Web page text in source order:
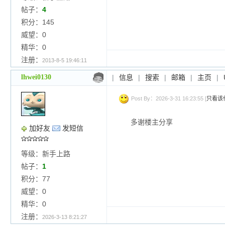
帖子： 4
积分：145
威望：0
精华：0
注册：
2013-8-5 19:46:11
lhwei0130 | 信息 | 搜索 | 邮箱 | 主页 |
加好友 发短信
等级：新手上路
帖子： 1
积分：77
威望：0
精华：0
注册：
2026-3-13 8:21:27
Post By：2026-3-31 16:23:55 [只看该
多谢楼主分享